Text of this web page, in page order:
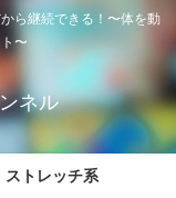
ら継続できる！〜体を動
〜
ネル
ストレッチ系